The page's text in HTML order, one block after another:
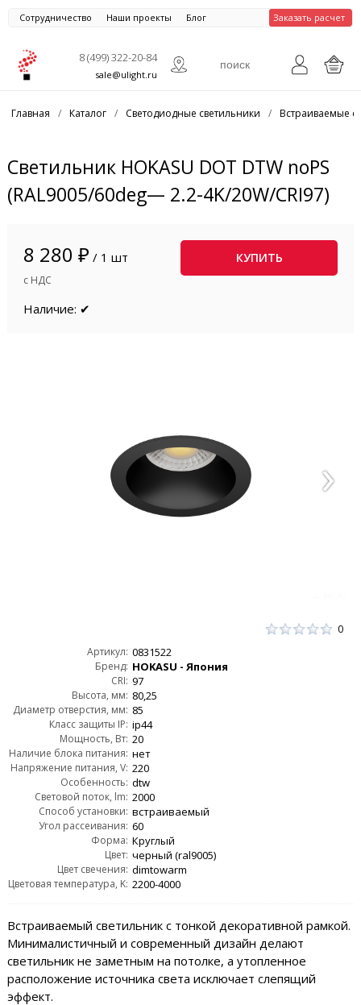
Сотрудничество Наши проекты Блог Заказать расчет
8 (499) 322-20-84
sale@ulight.ru
Главная / Каталог / Светодиодные светильники / Встраиваемые
Светильник HOKASU DOT DTW noPS
(RAL9005/60deg— 2.2-4K/20W/CRI97)
8 280 ₽ / 1 шт
с НДС
КУПИТЬ
Наличие: ✔
0
Артикул: 0831522
Бренд: HOKASU - Япония
CRI: 97
Высота, мм: 80,25
Диаметр отверстия, мм: 85
Класс защиты IP: ip44
Мощность, Вт: 20
Наличие блока питания: нет
Напряжение питания, V: 220
Особенность: dtw
Световой поток, lm: 2000
Способ установки: встраиваемый
Угол рассеивания: 60
Форма: Круглый
Цвет: черный (ral9005)
Цвет свечения: dimtowarm
Цветовая температура, K: 2200-4000
Встраиваемый светильник с тонкой декоративной рамкой.
Минималистичный и современный дизайн делают
светильник не заметным на потолке, а утопленное
расположение источника света исключает слепящий
эффект.